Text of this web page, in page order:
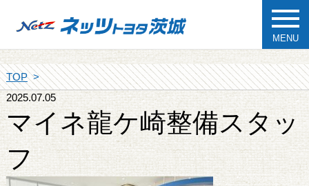
MENU
TOP
2025.07.05
マイネ龍ケ崎整備スタッ
フ